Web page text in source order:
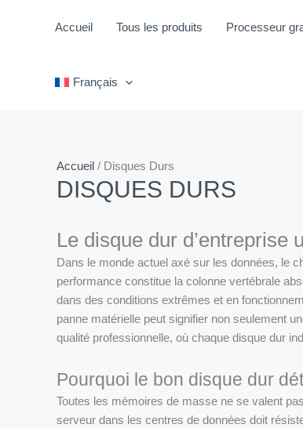
Accueil Tous les produits Processeur
Français
Accueil / Disques Durs
DISQUES DURS
Le disque dur
Dans le monde actuel axé sur les données, le
performance constitue la colonne vertébrale
dans des conditions extrêmes et en
panne matérielle peut signifier non seulement
qualité professionnelle, où chaque disque dur
Pourquoi le bon disque dur
Toutes les mémoires de masse ne se valent
serveur dans les centres de données doit